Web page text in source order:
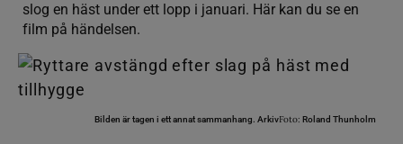
slog en häst under ett lopp i januari. Här kan du se en
film på händelsen.
Bilden är tagen i ett annat sammanhang. ArkivFoto: Roland Thunholm